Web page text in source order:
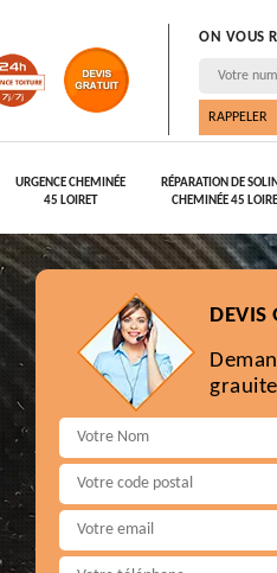
ON VOUS
URGENCE CHEMINÉE
45 LOIRET
RÉPARATION DE
CHEMINÉE 45
DEVIS